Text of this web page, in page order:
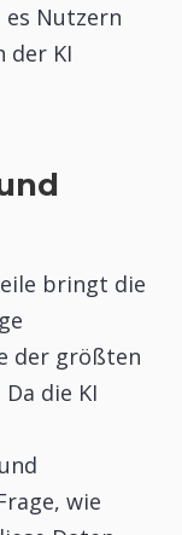
Nutzern
der KI
bringt die
der größten
die KI
wie